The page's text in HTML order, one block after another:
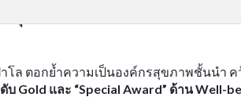
โล ตอกย้ำความเป็นองค์กรสุขภาพชั้นนำ ค
Gold และ “Special Award” ด้าน Well-